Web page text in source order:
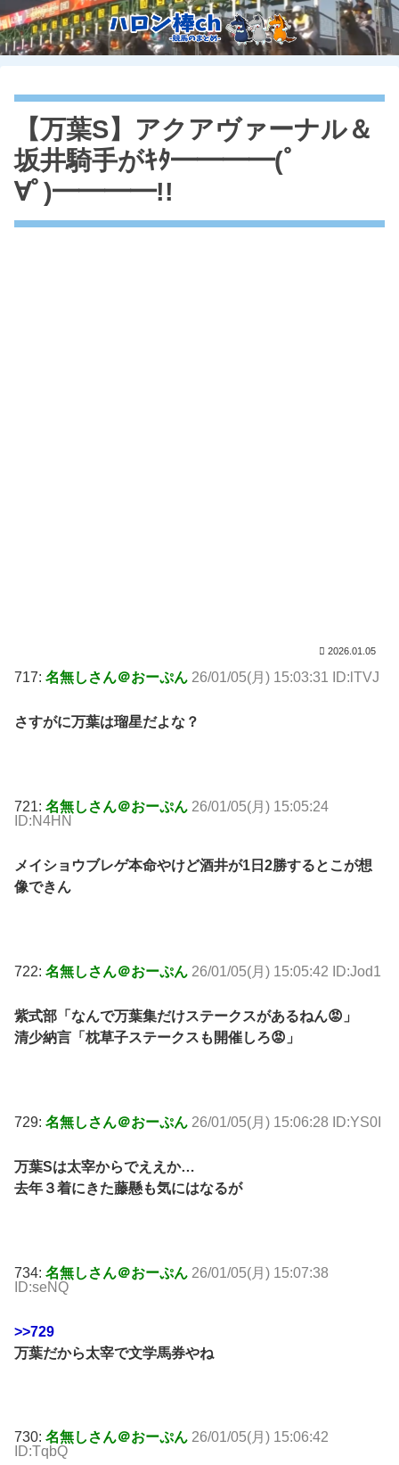
【万葉S】アクアヴァーナル＆
坂井騎手がｷﾀ━━━━(ﾟ
∀ﾟ)━━━━!!
2026.01.05
717: 名無しさん＠おーぷん 26/01/05(月) 15:03:31 ID:lTVJ
さすがに万葉は瑠星だよな？
721: 名無しさん＠おーぷん 26/01/05(月) 15:05:24
ID:N4HN
メイショウブレゲ本命やけど酒井が1日2勝するとこが想
像できん
722: 名無しさん＠おーぷん 26/01/05(月) 15:05:42 ID:Jod1
紫式部「なんで万葉集だけステークスがあるねん😡」
清少納言「枕草子ステークスも開催しろ😡」
729: 名無しさん＠おーぷん 26/01/05(月) 15:06:28 ID:YS0I
万葉Sは太宰からでええか…
去年３着にきた藤懸も気にはなるが
734: 名無しさん＠おーぷん 26/01/05(月) 15:07:38
ID:seNQ
>>729
万葉だから太宰で文学馬券やね
730: 名無しさん＠おーぷん 26/01/05(月) 15:06:42
ID:TqbQ